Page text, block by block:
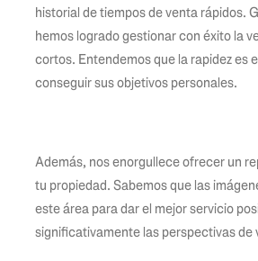
historial de tiempos de venta rápidos.
hemos logrado gestionar con éxito la
cortos. Entendemos que la rapidez es
conseguir sus objetivos personales.
Además, nos enorgullece ofrecer un
tu propiedad. Sabemos que las
este área para dar el mejor servicio
significativamente las perspectivas